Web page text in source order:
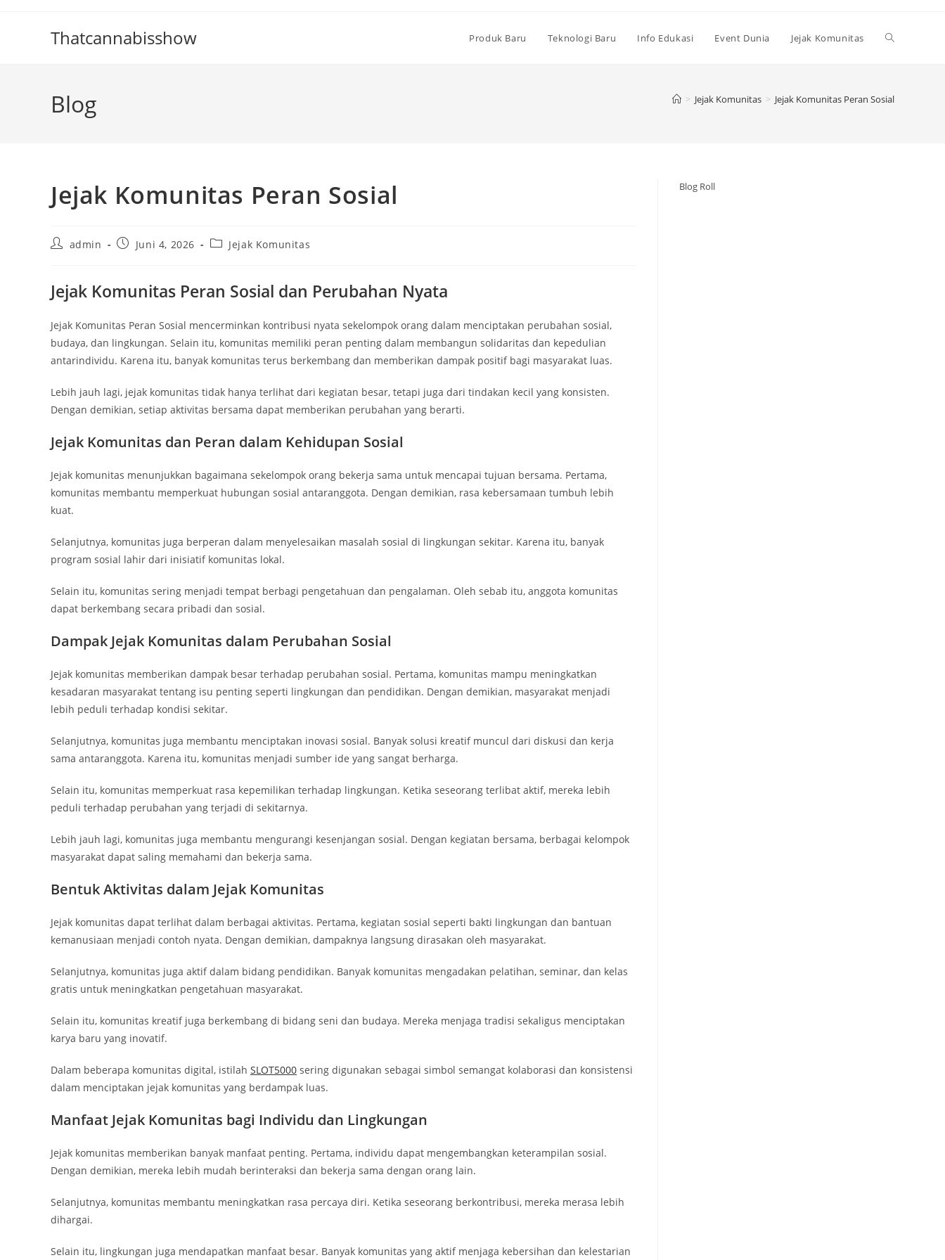
Thatcannabisshow Produk Baru Teknologi Baru Info Edukasi Event Dunia Jejak Komunitas Toggle
Blog > Jejak Komunitas > Jejak Komunitas Peran Sosial
Jejak Komunitas Peran Sosial
Postadmin
PostJuni 4, 2026
PostJejak Komunitas
Jejak Komunitas Peran Sosial dan Perubahan Nyata
Jejak Komunitas Peran Sosial mencerminkan kontribusi nyata sekelompok orang dalam menciptakan perubahan sosial,
budaya, dan lingkungan. Selain itu, komunitas memiliki peran penting dalam membangun solidaritas dan kepedulian
antarindividu. Karena itu, banyak komunitas terus berkembang dan memberikan dampak positif bagi masyarakat luas.
Lebih jauh lagi, jejak komunitas tidak hanya terlihat dari kegiatan besar, tetapi juga dari tindakan kecil yang konsisten.
Dengan demikian, setiap aktivitas bersama dapat memberikan perubahan yang berarti.
Jejak Komunitas dan Peran dalam Kehidupan Sosial
Jejak komunitas menunjukkan bagaimana sekelompok orang bekerja sama untuk mencapai tujuan bersama. Pertama,
komunitas membantu memperkuat hubungan sosial antaranggota. Dengan demikian, rasa kebersamaan tumbuh lebih
kuat.
Selanjutnya, komunitas juga berperan dalam menyelesaikan masalah sosial di lingkungan sekitar. Karena itu, banyak
program sosial lahir dari inisiatif komunitas lokal.
Selain itu, komunitas sering menjadi tempat berbagi pengetahuan dan pengalaman. Oleh sebab itu, anggota komunitas
dapat berkembang secara pribadi dan sosial.
Dampak Jejak Komunitas dalam Perubahan Sosial
Jejak komunitas memberikan dampak besar terhadap perubahan sosial. Pertama, komunitas mampu meningkatkan
kesadaran masyarakat tentang isu penting seperti lingkungan dan pendidikan. Dengan demikian, masyarakat menjadi
lebih peduli terhadap kondisi sekitar.
Selanjutnya, komunitas juga membantu menciptakan inovasi sosial. Banyak solusi kreatif muncul dari diskusi dan kerja
sama antaranggota. Karena itu, komunitas menjadi sumber ide yang sangat berharga.
Selain itu, komunitas memperkuat rasa kepemilikan terhadap lingkungan. Ketika seseorang terlibat aktif, mereka lebih
peduli terhadap perubahan yang terjadi di sekitarnya.
Lebih jauh lagi, komunitas juga membantu mengurangi kesenjangan sosial. Dengan kegiatan bersama, berbagai kelompok
masyarakat dapat saling memahami dan bekerja sama.
Bentuk Aktivitas dalam Jejak Komunitas
Jejak komunitas dapat terlihat dalam berbagai aktivitas. Pertama, kegiatan sosial seperti bakti lingkungan dan bantuan
kemanusiaan menjadi contoh nyata. Dengan demikian, dampaknya langsung dirasakan oleh masyarakat.
Selanjutnya, komunitas juga aktif dalam bidang pendidikan. Banyak komunitas mengadakan pelatihan, seminar, dan kelas
gratis untuk meningkatkan pengetahuan masyarakat.
Selain itu, komunitas kreatif juga berkembang di bidang seni dan budaya. Mereka menjaga tradisi sekaligus menciptakan
karya baru yang inovatif.
Dalam beberapa komunitas digital, istilah SLOT5000 sering digunakan sebagai simbol semangat kolaborasi dan konsistensi
dalam menciptakan jejak komunitas yang berdampak luas.
Manfaat Jejak Komunitas bagi Individu dan Lingkungan
Jejak komunitas memberikan banyak manfaat penting. Pertama, individu dapat mengembangkan keterampilan sosial.
Dengan demikian, mereka lebih mudah berinteraksi dan bekerja sama dengan orang lain.
Selanjutnya, komunitas membantu meningkatkan rasa percaya diri. Ketika seseorang berkontribusi, mereka merasa lebih
dihargai.
Selain itu, lingkungan juga mendapatkan manfaat besar. Banyak komunitas yang aktif menjaga kebersihan dan kelestarian
Blog Roll